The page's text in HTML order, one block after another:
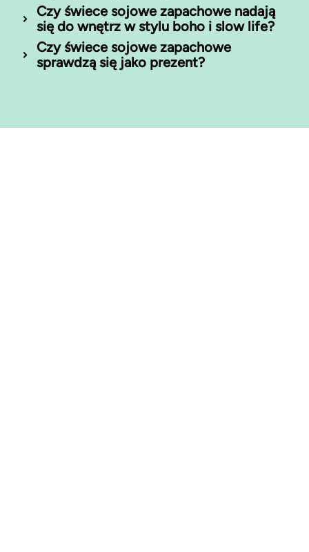
Czy świece sojowe zapachowe nadają
się do wnętrz w stylu boho i slow life?
Czy świece sojowe zapachowe
sprawdzą się jako prezent?